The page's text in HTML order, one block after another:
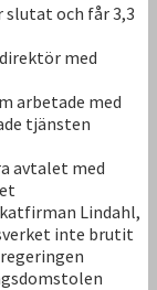
slutat och får 3,3
med
arbetade med
tjänsten
avtalet med
Lindahl,
inte brutit